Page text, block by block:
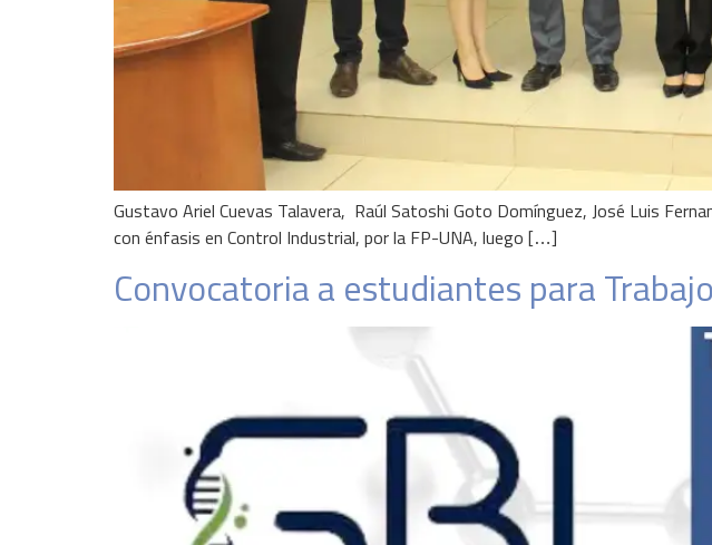
Gustavo Ariel Cuevas Talavera, Raúl Satoshi Goto Domínguez, José Luis
con énfasis en Control Industrial, por la FP-UNA, luego […]
Convocatoria a estudiantes para